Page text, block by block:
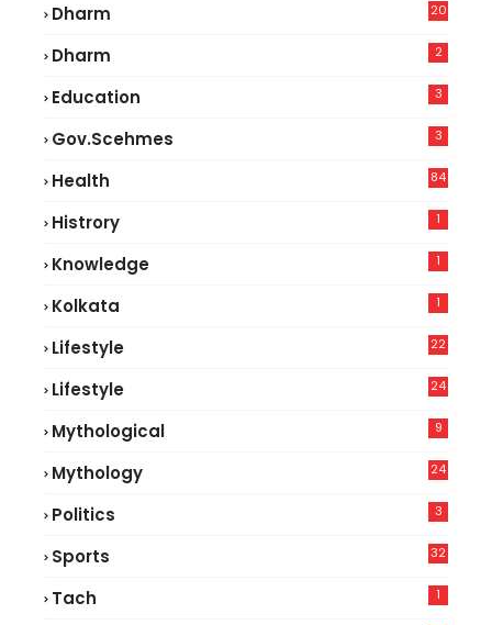
Dharm 20
Dharm 2
Education 3
Gov.scehmes 3
Health
84
Histrory 1
Knowledge 1
Kolkata 1
Lifestyle
22
Lifestyle
24
Mythological 9
Mythology 24
Politics 3
Sports 32
Tach 1